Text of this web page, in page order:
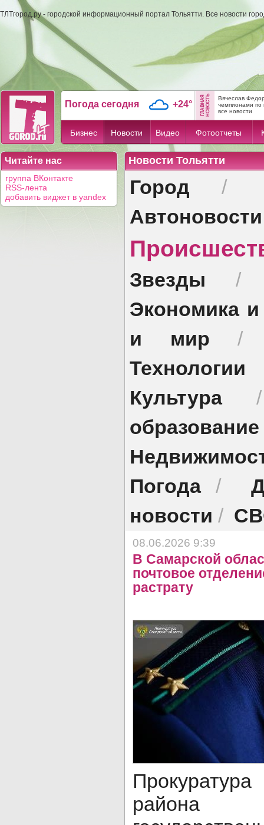
ТЛТгород.ру - городской информационный портал Тольятти. Все новости
Погода сегодня +24°
Вячеслав
чемпионами по
все новости
Бизнес Новости Видео Фотоотчеты
Читайте нас
группа ВКонтакте
RSS-лента
добавить виджет в yandex
Новости Тольятти
Город /
Автоновости
Звезды
Экономика
и мир
Технологии
Культура
образование
Погода/
новости /
08.06.2026 9:39
В Самарской
почтовое
растрату
района